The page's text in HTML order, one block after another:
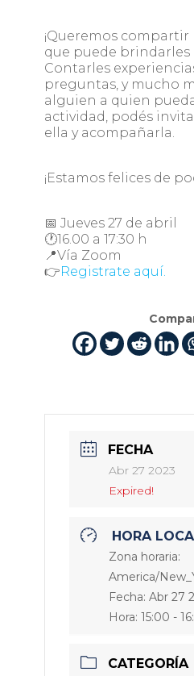
¡Queremos
que puede brindarles
Contarles
preguntas, y mucho
alguien a quien
actividad, podés
ella y acompañarla.
¡Estamos felices de
📅 Jueves 27 de abril
🕐16.00 a 17:30 h
📍Vía Zoom
👉Registrate aquí.
FECHA
Abr 27 2023
Expired!
HORA
Zona horaria:
America/
Fecha: Abr 27
Hora: 15:00 -
CATEGORÍA